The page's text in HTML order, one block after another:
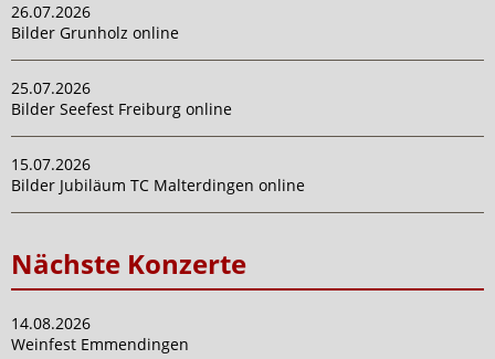
26.07.2026
Bilder Grunholz online
25.07.2026
Bilder Seefest Freiburg online
15.07.2026
Bilder Jubiläum TC Malterdingen online
Nächste Konzerte
14.08.2026
Weinfest Emmendingen